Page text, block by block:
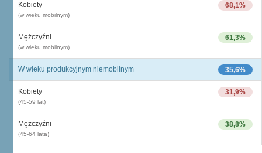
68,1%
Kobiety
(w wieku mobilnym)
61,3%
Mężczyźni
(w wieku mobilnym)
35,6%
W wieku produkcyjnym niemobilnym
31,9%
Kobiety
(45-59 lat)
38,8%
Mężczyźni
(45-64 lata)